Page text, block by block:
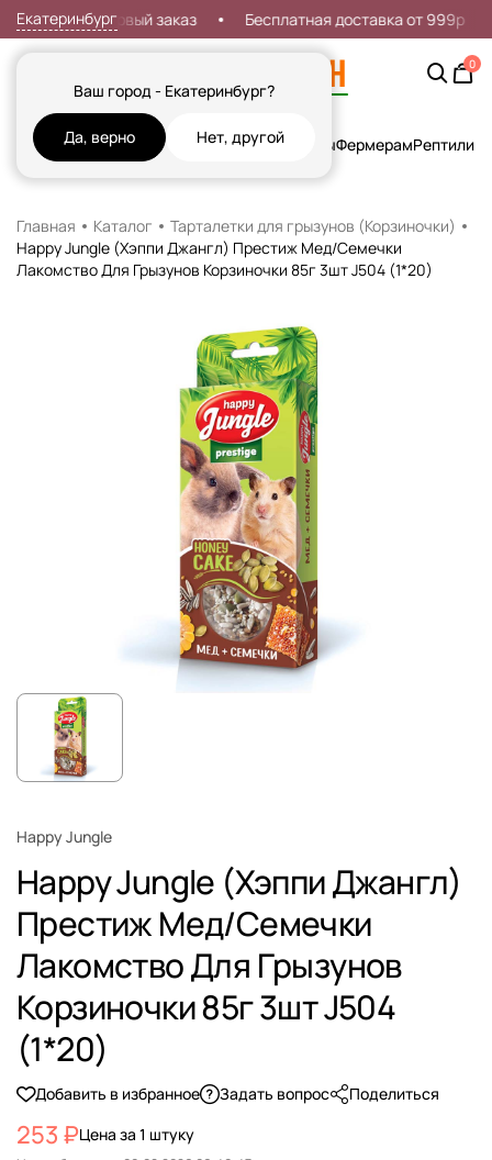
Екатеринбург
Ваш город - Екатеринбург?
Да, верно Нет, другой
7% на первый заказ Бесплатная доставка от 999р
0
Кошки СобакиРыбы Грызуны и Хорьки ПтицыФермерамРептилии
Главная Каталог
Тарталетки для грызунов (Корзиночки)
Happy Jungle (Хэппи Джангл) Престиж Мед/Семечки
Лакомство Для Грызунов Корзиночки 85г 3шт J504 (1*20)
Happy Jungle
Happy Jungle (Хэппи Джангл)
Престиж Мед/Семечки
Лакомство Для Грызунов
Корзиночки 85г 3шт J504
(1*20)
Добавить в избранное Задать вопрос Поделиться
253 ₽Цена за 1 штуку